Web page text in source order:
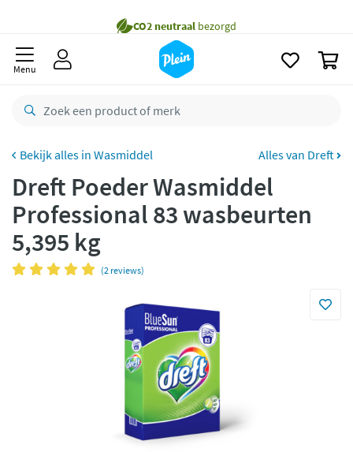
Bestelling uiterlijkzaterdag
Gratisretourneren
Betaal met Klarna
Menu
Wasmiddel Alles van Dreft
Dreft Poeder Wasmiddel
Professional 83 wasbeurten
5,395 kg
(2 reviews)